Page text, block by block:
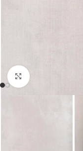
Noklikšķiniet,